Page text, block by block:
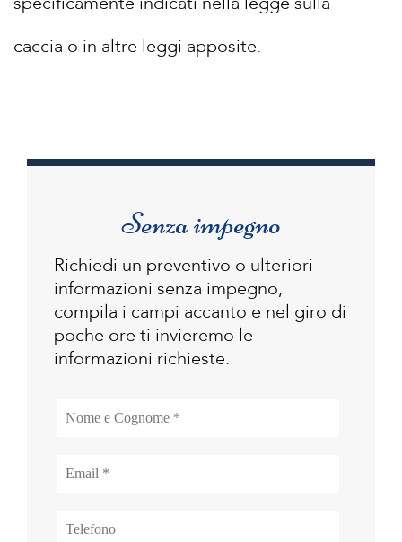
caccia o in altre leggi apposite.
Senza impegno
Richiedi un preventivo o ulteriori
informazioni senza impegno,
compila i campi accanto e nel giro di
poche ore ti invieremo le
informazioni richieste.